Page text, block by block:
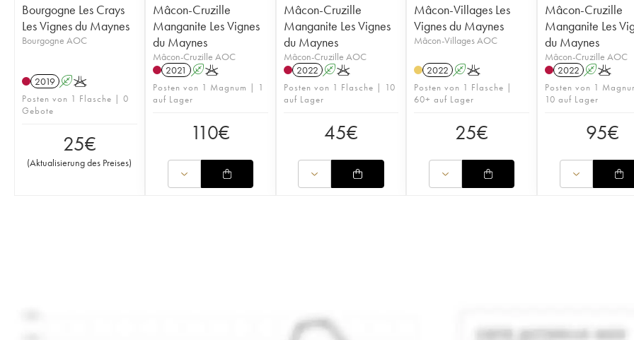
Bourgogne Les Crays
Les Vignes du Maynes
Bourgogne AOC
2019 AK
Posten von 1 Flasche | 0
Gebote
25€
(Aktualisierung des Preises)
Mâcon-Cruzille
Manganite Les Vignes
du Maynes
Mâcon-Cruzille AOC
2021 AK
Posten von 1 Magnum | 1
auf Lager
110€
Mâcon-Cruzille
Manganite Les Vignes
du Maynes
Mâcon-Cruzille AOC
2022 AK
Posten von 1 Flasche | 10
auf Lager
45€
Mâcon-Villages Les
Vignes du Maynes
Mâcon-Villages AOC
2022 AK
Posten von 1 Flasche |
60+ auf Lager
25€
Mâcon-Cruzille
Manganite Les
du Maynes
Mâcon-Cruzille AOC
2022 AK
Posten von 1
10 auf Lager
95€